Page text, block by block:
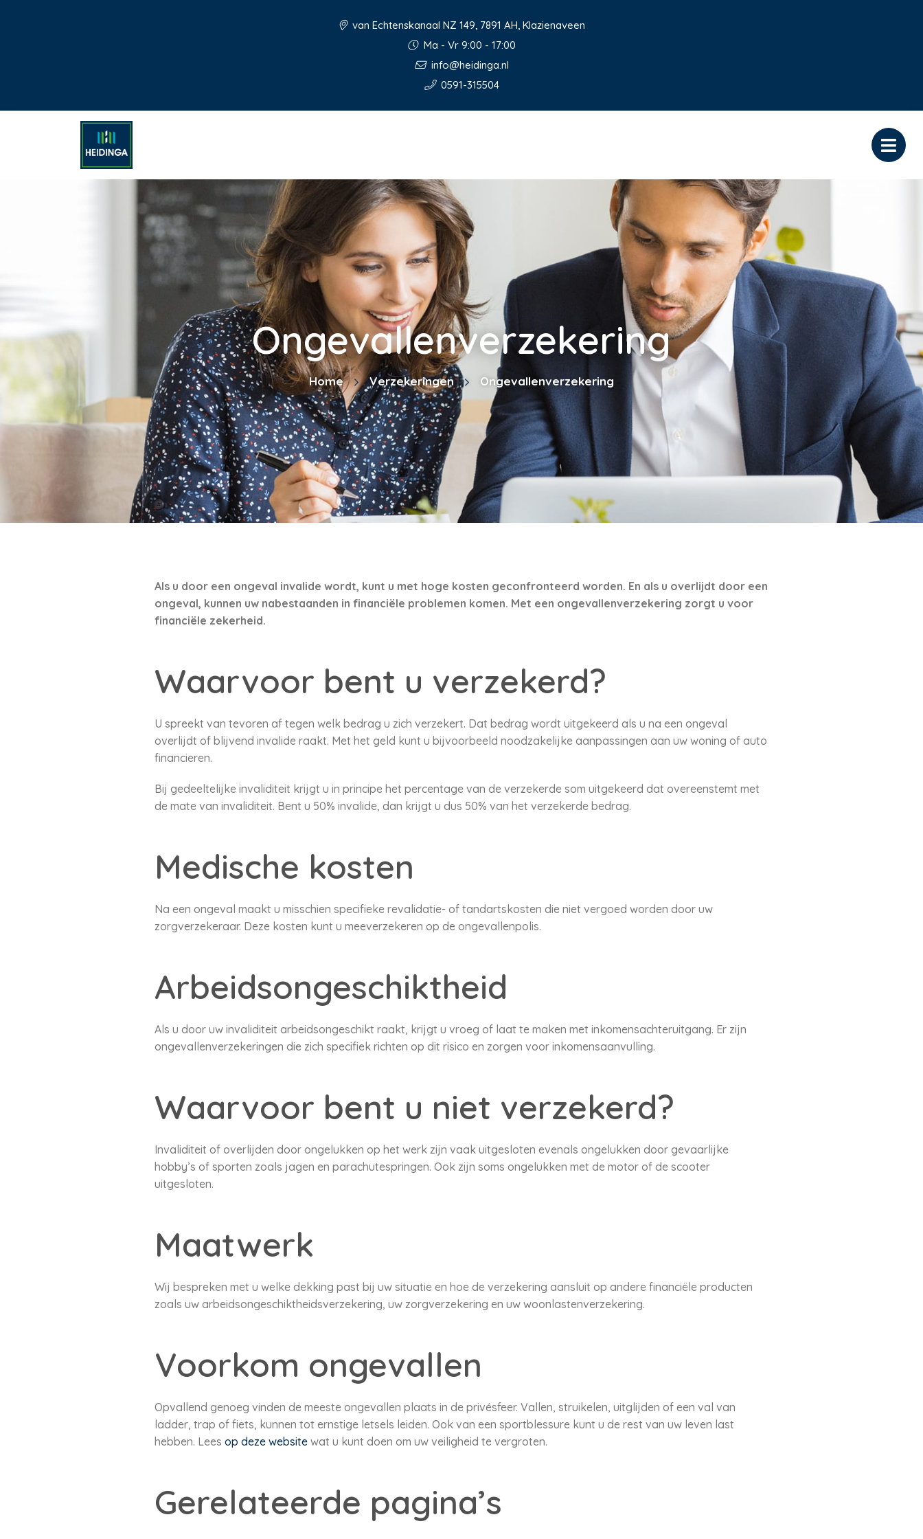
van Echtenskanaal NZ 149, 7891 AH, Klazienaveen
Ma - Vr 9:00 - 17:00
info@heidinga.nl
0591-315504
Ongevallenverzekering
Home Verzekeringen Ongevallenverzekering
Als u door een ongeval invalide wordt, kunt u met hoge kosten geconfronteerd worden. En als u overlijdt door een
ongeval, kunnen uw nabestaanden in financiële problemen komen. Met een ongevallenverzekering zorgt u voor
financiële zekerheid.
Waarvoor bent u verzekerd?
U spreekt van tevoren af tegen welk bedrag u zich verzekert. Dat bedrag wordt uitgekeerd als u na een ongeval
overlijdt of blijvend invalide raakt. Met het geld kunt u bijvoorbeeld noodzakelijke aanpassingen aan uw woning of auto
financieren.
Bij gedeeltelijke invaliditeit krijgt u in principe het percentage van de verzekerde som uitgekeerd dat overeenstemt met
de mate van invaliditeit. Bent u 50% invalide, dan krijgt u dus 50% van het verzekerde bedrag.
Medische kosten
Na een ongeval maakt u misschien specifieke revalidatie- of tandartskosten die niet vergoed worden door uw
zorgverzekeraar. Deze kosten kunt u meeverzekeren op de ongevallenpolis.
Arbeidsongeschiktheid
Als u door uw invaliditeit arbeidsongeschikt raakt, krijgt u vroeg of laat te maken met inkomensachteruitgang. Er zijn
ongevallenverzekeringen die zich specifiek richten op dit risico en zorgen voor inkomensaanvulling.
Waarvoor bent u niet verzekerd?
Invaliditeit of overlijden door ongelukken op het werk zijn vaak uitgesloten evenals ongelukken door gevaarlijke
hobby’s of sporten zoals jagen en parachutespringen. Ook zijn soms ongelukken met de motor of de scooter
uitgesloten.
Maatwerk
Wij bespreken met u welke dekking past bij uw situatie en hoe de verzekering aansluit op andere financiële producten
zoals uw arbeidsongeschiktheidsverzekering, uw zorgverzekering en uw woonlastenverzekering.
Voorkom ongevallen
Opvallend genoeg vinden de meeste ongevallen plaats in de privésfeer. Vallen, struikelen, uitglijden of een val van
ladder, trap of fiets, kunnen tot ernstige letsels leiden. Ook van een sportblessure kunt u de rest van uw leven last
hebben. Lees op deze website wat u kunt doen om uw veiligheid te vergroten.
Gerelateerde pagina’s